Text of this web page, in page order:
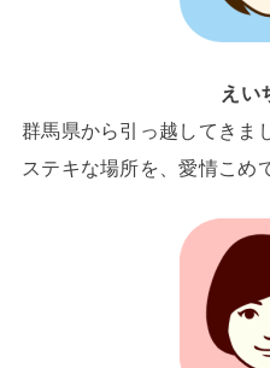
えい
群馬県から引っ越してきま
ステキな場所を、愛情こめ